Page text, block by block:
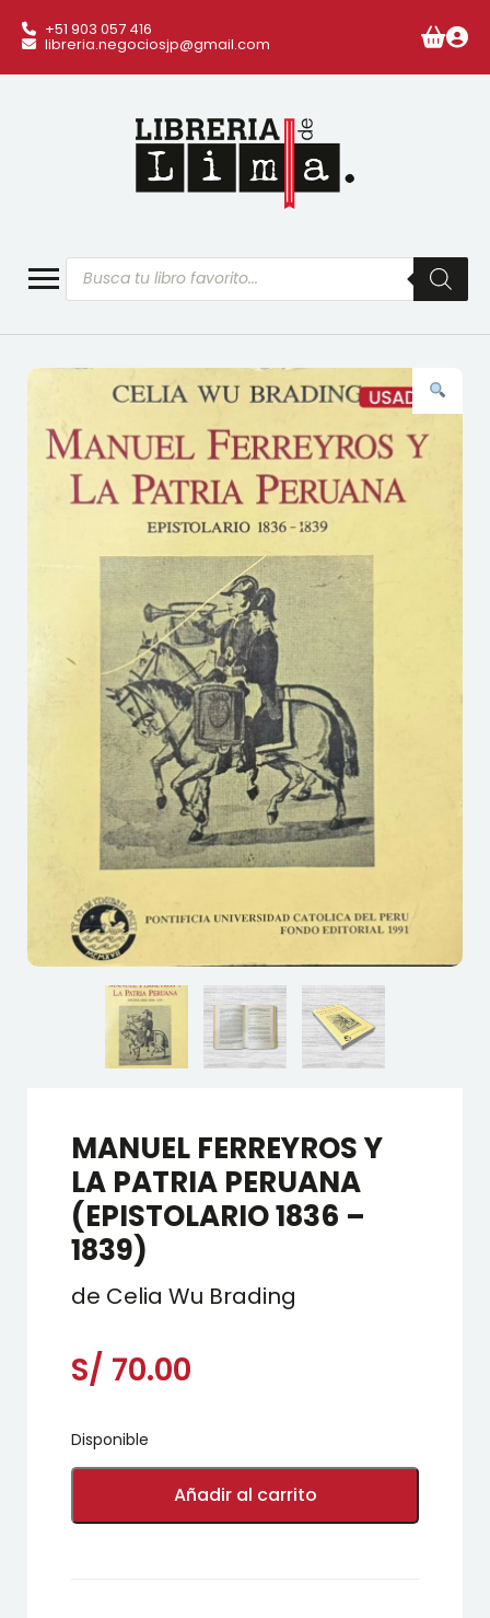
+51 903 057 416
libreria.negociosjp@gmail.com
Búsqueda
de
productos
MANUEL FERREYROS Y
LA PATRIA PERUANA
(EPISTOLARIO 1836 –
1839)
de Celia Wu Brading
S/ 70.00
Disponible
MANUEL
Y
Añadir al carrito